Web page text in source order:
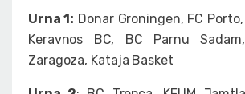
Urna 1: Donar Groningen, FC
Keravnos BC, BC Parnu
Zaragoza, Kataja Basket